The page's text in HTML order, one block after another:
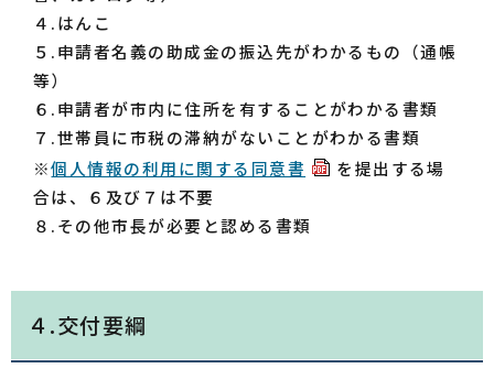
４.はんこ
５.申請者名義の助成金の振込先がわかるもの（通帳
等）
６.申請者が市内に住所を有することがわかる書類
７.世帯員に市税の滞納がないことがわかる書類
※個人情報の利用に関する同意書
を提出する場
合は、６及び７は不要
８.その他市長が必要と認める書類
４.交付要綱